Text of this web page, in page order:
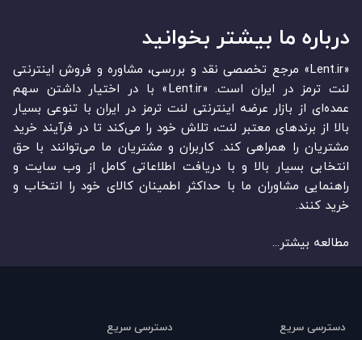
درباره ما بیشتر بخوانید
«Lent.ir» مرجع تخصصی نقد و بررسی، مشاوره و فروش اینترنتی
لنت ترمز در ایران است. «Lent.ir» با در اختیار داشتن سهم
عمده‏‌ای از بازار عرضه اینترنتی لنت ترمز در ایران با تنوعی بسیار
بالا از برندهای معتبر لنت، تلاش خود را می‌‏‏کند تا در فرآیند خرید
مشتریان را همراهی کند. کاربران و مشتریان ما می‏‏‌توانند با حق
انتخابی بسیار بالا و با دریافت اطلاعاتی کامل از وب سایت و
راهنمایی مشاوران ما با حداکثر اطمینان کالای خود را انتخاب و
خرید کنند.
مطالعه بیشتر...
دسترسی سریع دسترسی سریع